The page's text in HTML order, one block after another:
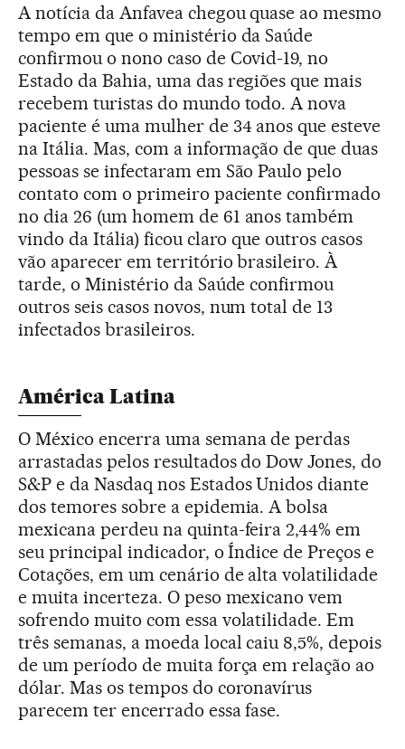
A notícia da Anfavea chegou quase ao mesmo
tempo em que o ministério da Saúde
confirmou o nono caso de Covid-19, no
Estado da Bahia, uma das regiões que mais
recebem turistas do mundo todo. A nova
paciente é uma mulher de 34 anos que esteve
na Itália. Mas, com a informação de que duas
pessoas se infectaram em São Paulo pelo
contato com o primeiro paciente confirmado
no dia 26 (um homem de 61 anos também
vindo da Itália) ficou claro que outros casos
vão aparecer em território brasileiro. À
tarde, o Ministério da Saúde confirmou
outros seis casos novos, num total de 13
infectados brasileiros.
América Latina
O México encerra uma semana de perdas
arrastadas pelos resultados do Dow Jones, do
S&P e da Nasdaq nos Estados Unidos diante
dos temores sobre a epidemia. A bolsa
mexicana perdeu na quinta-feira 2,44% em
seu principal indicador, o Índice de Preços e
Cotações, em um cenário de alta volatilidade
e muita incerteza. O peso mexicano vem
sofrendo muito com essa volatilidade. Em
três semanas, a moeda local caiu 8,5%, depois
de um período de muita força em relação ao
dólar. Mas os tempos do coronavírus
parecem ter encerrado essa fase.